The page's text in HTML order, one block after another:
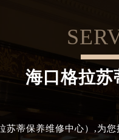
海口格拉苏
苏蒂保养维修中心）,为